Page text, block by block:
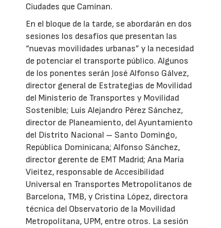
Ciudades que Caminan.
En el bloque de la tarde, se abordarán en dos
sesiones los desafíos que presentan las
“nuevas movilidades urbanas” y la necesidad
de potenciar el transporte público. Algunos
de los ponentes serán José Alfonso Gálvez,
director general de Estrategias de Movilidad
del Ministerio de Transportes y Movilidad
Sostenible; Luis Alejandro Pérez Sánchez,
director de Planeamiento, del Ayuntamiento
del Distrito Nacional – Santo Domingo,
República Dominicana; Alfonso Sánchez,
director gerente de EMT Madrid; Ana María
Vieitez, responsable de Accesibilidad
Universal en Transportes Metropolitanos de
Barcelona, TMB, y Cristina López, directora
técnica del Observatorio de la Movilidad
Metropolitana, UPM, entre otros. La sesión